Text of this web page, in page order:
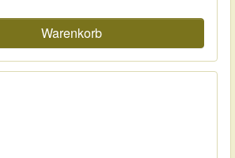
Warenkorb